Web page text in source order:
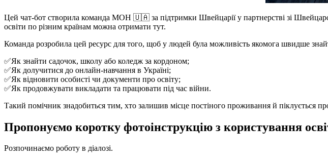
Цей чат-бот створила команда МОН 🇺🇦 за підтримки Швейцарії у партнерстві зі
освіти по різним країнам можна отримати тут.
Команда розробила цей ресурс для того, щоб у людей була можливість якомога швидше
✅Як знайти садочок, школу або коледж за кордоном;
✅Як долучитися до онлайн-навчання в Україні;
✅Як відновити особисті чи документи про освіту;
✅Як продовжувати викладати та працювати під час війни.
Такий помічник знадобиться тим, хто залишив місце постіного проживання й піклується
Пропонуємо коротку фотоінструкцію з користування
Розпочинаємо роботу в діалозі.